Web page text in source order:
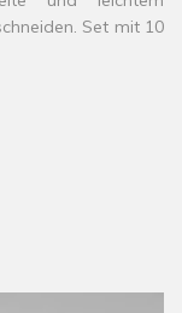
Set mit 10